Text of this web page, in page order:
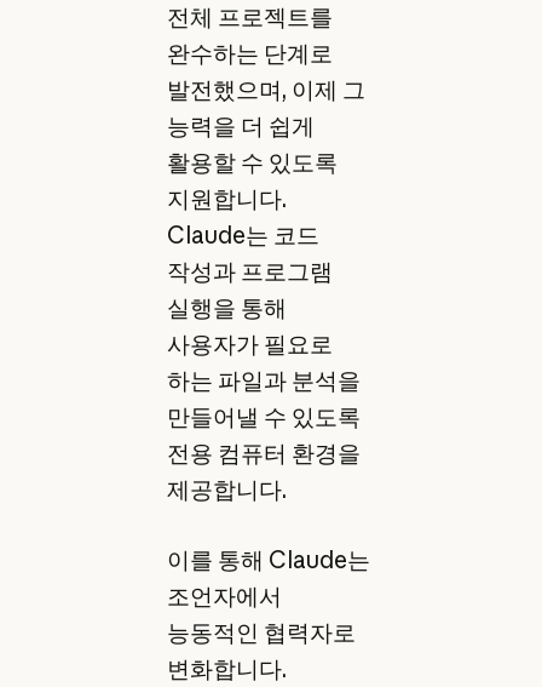
전체 프로젝트를
완수하는 단계로
발전했으며, 이제 그
능력을 더 쉽게
활용할 수 있도록
지원합니다.
Claude는 코드
작성과 프로그램
실행을 통해
사용자가 필요로
하는 파일과 분석을
만들어낼 수 있도록
전용 컴퓨터 환경을
제공합니다.
이를 통해 Claude는
조언자에서
능동적인 협력자로
변화합니다.